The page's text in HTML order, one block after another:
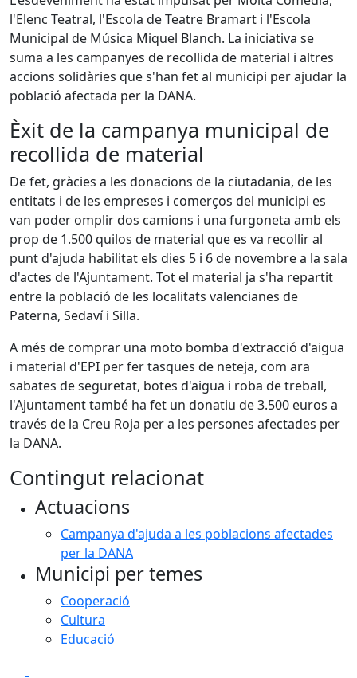
l'Elenc Teatral, l'Escola de Teatre Bramart i l'Escola
Municipal de Música Miquel Blanch. La iniciativa se
suma a les campanyes de recollida de material i altres
accions solidàries que s'han fet al municipi per ajudar la
població afectada per la DANA.
Èxit de la campanya municipal de
recollida de material
De fet, gràcies a les donacions de la ciutadania, de les
entitats i de les empreses i comerços del municipi es
van poder omplir dos camions i una furgoneta amb els
prop de 1.500 quilos de material que es va recollir al
punt d'ajuda habilitat els dies 5 i 6 de novembre a la sala
d'actes de l'Ajuntament. Tot el material ja s'ha repartit
entre la població de les localitats valencianes de
Paterna, Sedaví i Silla.
A més de comprar una moto bomba d'extracció d'aigua
i material d'EPI per fer tasques de neteja, com ara
sabates de seguretat, botes d'aigua i roba de treball,
l'Ajuntament també ha fet un donatiu de 3.500 euros a
través de la Creu Roja per a les persones afectades per
la DANA.
Contingut relacionat
Actuacions
Campanya d'ajuda a les poblacions afectades
per la DANA
Municipi per temes
Cooperació
Cultura
Educació